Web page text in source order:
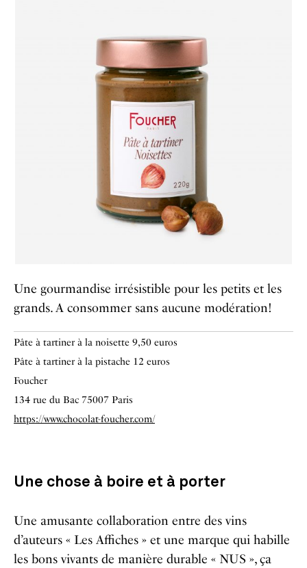
Une gourmandise irrésistible pour les petits et les
grands. A consommer sans aucune modération!
Pâte à tartiner à la noisette 9,50 euros
Pâte à tartiner à la pistache 12 euros
Foucher
134 rue du Bac 75007 Paris
https://www.chocolat-foucher.com/
Une chose à boire et à porter
Une amusante collaboration entre des vins
d’auteurs « Les Affiches » et une marque qui habille
les bons vivants de manière durable « NUS », ça